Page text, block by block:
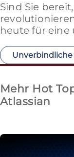
Sind Sie
heute für eine
Mehr Hot
Atlassian